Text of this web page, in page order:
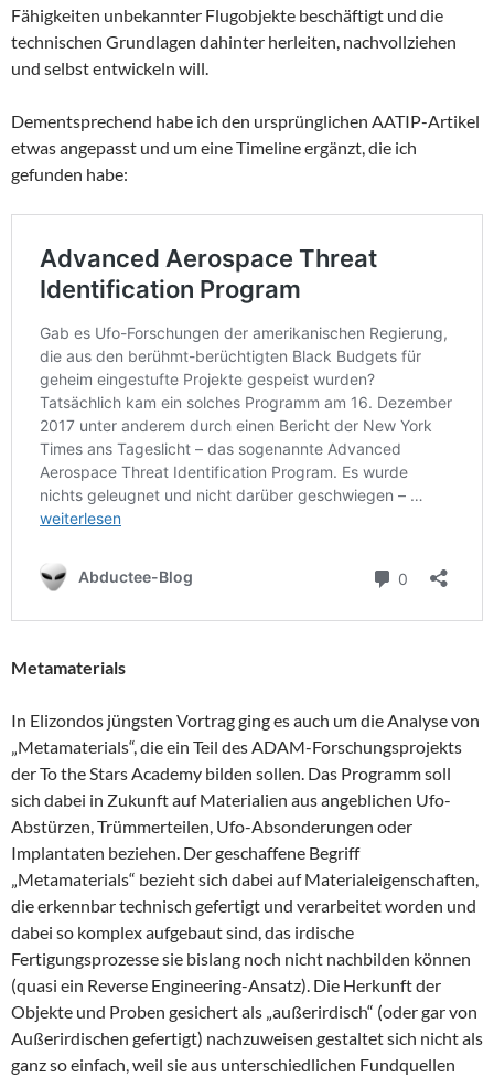
Fähigkeiten unbekannter Flugobjekte beschäftigt und die
technischen Grundlagen dahinter herleiten, nachvollziehen
und selbst entwickeln will.
Dementsprechend habe ich den ursprünglichen AATIP-Artikel
etwas angepasst und um eine Timeline ergänzt, die ich
gefunden habe:
Metamaterials
In Elizondos jüngsten Vortrag ging es auch um die Analyse von
„Metamaterials“, die ein Teil des ADAM-Forschungsprojekts
der To the Stars Academy bilden sollen. Das Programm soll
sich dabei in Zukunft auf Materialien aus angeblichen Ufo-
Abstürzen, Trümmerteilen, Ufo-Absonderungen oder
Implantaten beziehen. Der geschaffene Begriff
„Metamaterials“ bezieht sich dabei auf Materialeigenschaften,
die erkennbar technisch gefertigt und verarbeitet worden und
dabei so komplex aufgebaut sind, das irdische
Fertigungsprozesse sie bislang noch nicht nachbilden können
(quasi ein Reverse Engineering-Ansatz). Die Herkunft der
Objekte und Proben gesichert als „außerirdisch“ (oder gar von
Außerirdischen gefertigt) nachzuweisen gestaltet sich nicht als
ganz so einfach, weil sie aus unterschiedlichen Fundquellen